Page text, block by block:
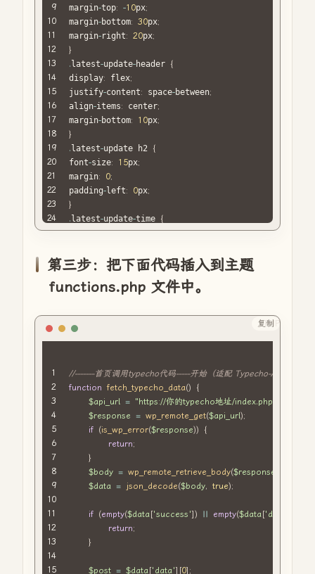
margin-top: -10px;
margin-bottom: 30px;
margin-right: 20px;
}
.latest-update-header {
display: flex;
justify-content: space-between;
align-items: center;
margin-bottom: 10px;
}
.latest-update h2 {
font-size: 15px;
margin: 0;
padding-left: 0px;
}
.latest-update-time {
font-size: 14px;
margin
right: 0px;
.latest -update-divider {
margin: 10px 0;
}
line-height: 1.5;
margin: 10px 0;
latest-update -images {
-align: left;
10px 0
latest-update-images img {
width: 100 px
;
object fit: cover;
radius:
shadow
transition: transform 0.3s
第三步：把下面代码插入到主题
functions.php 文件中。
//-------首页调用typecho代码-----开始（适配 Typecho-Api 插件）
function fetch_typecho_data()
{
$api_url = "https://你的typecho地址/index.php/
$response = wp_remote_get($api_url);
if (is_wp_error($response))
{
return;
}
$body = wp_remote_retrieve_body($response
$data = json_decode($body, true);
if (empty($data ['success']) || empty($data ['data'
return;
}
$post = $data ['data'] [0] ;
复制PHP